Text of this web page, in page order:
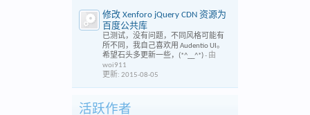
修改 Xenforo jQuery CDN 资源为
百度公共库
已测试，没有问题，不同风格可能有
所不同，我自己喜欢用 Audentio UI。
希望石头多更新一些，(*^__^*)- 由
woi911
更新: 2015-08-05
活跃作者